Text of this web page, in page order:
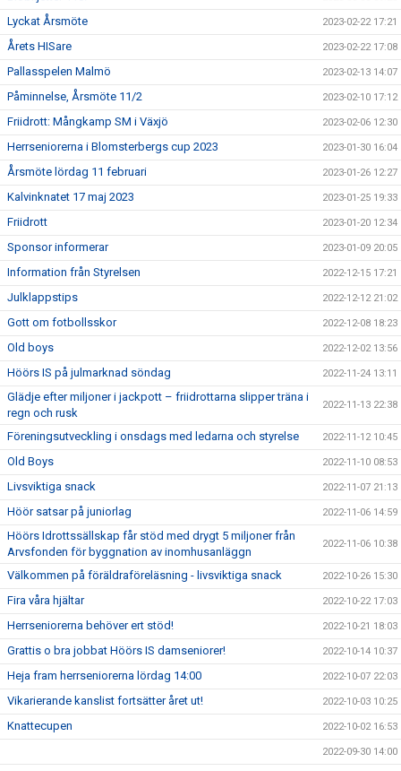
Lyckat Årsmöte 2023-02-22 17:21
Årets HISare 2023-02-22 17:08
Pallasspelen Malmö 2023-02-13 14:07
Påminnelse, Årsmöte 11/2 2023-02-10 17:12
Friidrott: Mångkamp SM i Växjö 2023-02-06 12:30
Herrseniorerna i Blomsterbergs cup 2023 2023-01-30 16:04
Årsmöte lördag 11 februari 2023-01-26 12:27
Kalvinknatet 17 maj 2023 2023-01-25 19:33
Friidrott 2023-01-20 12:34
Sponsor informerar 2023-01-09 20:05
Information från Styrelsen 2022-12-15 17:21
Julklappstips 2022-12-12 21:02
Gott om fotbollsskor 2022-12-08 18:23
Old boys 2022-12-02 13:56
Höörs IS på julmarknad söndag 2022-11-24 13:11
Glädje efter miljoner i jackpott – friidrottarna slipper träna i
regn och rusk
2022-11-13 22:38
Föreningsutveckling i onsdags med ledarna och styrelse 2022-11-12 10:45
Old Boys 2022-11-10 08:53
Livsviktiga snack 2022-11-07 21:13
Höör satsar på juniorlag 2022-11-06 14:59
Höörs Idrottssällskap får stöd med drygt 5 miljoner från
Arvsfonden för byggnation av inomhusanläggn
2022-11-06 10:38
Välkommen på föräldraföreläsning - livsviktiga snack 2022-10-26 15:30
Fira våra hjältar 2022-10-22 17:03
Herrseniorerna behöver ert stöd! 2022-10-21 18:03
Grattis o bra jobbat Höörs IS damseniorer! 2022-10-14 10:37
Heja fram herrseniorerna lördag 14:00 2022-10-07 22:03
Vikarierande kanslist fortsätter året ut! 2022-10-03 10:25
Knattecupen 2022-10-02 16:53
2022-09-30 14:00